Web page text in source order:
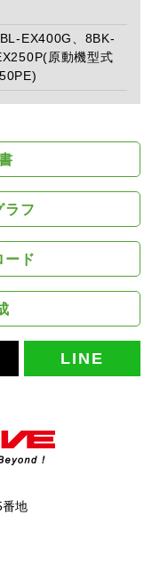
EX400G、8BK-
原動機型式
ラフ
ード
LINE
地